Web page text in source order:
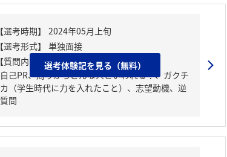
【質問内容・課題】
自己PR、周りからどんな人といわれる？、ガクチ
カ（学生時代に力を入れたこと）、志望動機、逆
質問
選考体験記を見る（無料）